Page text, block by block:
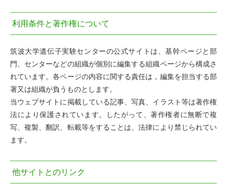
利用条件と著作権について
筑波大学遺伝子実験センターの公式サイトは、基幹ページと部
門、センターなどの組織が個別に編集する組織ページから構成さ
れています。各ページの内容に関する責任は，編集を担当する部
署又は組織が負うものとします。
当ウェブサイトに掲載している記事、写真、イラスト等は著作権
法により保護されています。したがって、著作権者に無断で複
写、複製、翻訳、転載等をすることは、法律により禁じられてい
ます。
他サイトとのリンク